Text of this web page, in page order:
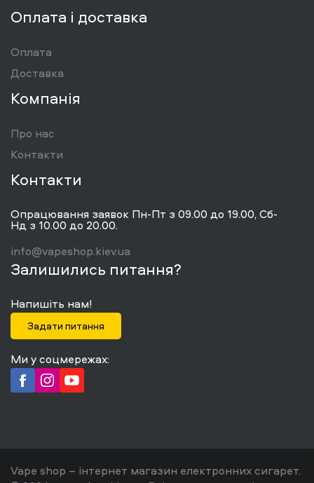
Оплата і доставка
Оплата
Доставка
Компанія
Про нас
Контакти
Контакти
Опрацювання заявок Пн-Пт з 09.00 до 19.00, Сб-
Нд з 10.00 до 20.00.
info@vapeshop.kiev.ua
Залишились питання?
Напишіть нам!
Задати питання
Ми у соцмережах:
Vape shop – інтернет магазин електронних сигарет.